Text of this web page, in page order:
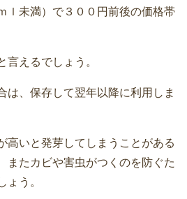
ｌ未満）で３００円前後の価格帯
言えるでしょう。
は、保存して翌年以降に利用しま
高いと発芽してしまうことがある
またカビや害虫がつくのを防ぐた
ょう。